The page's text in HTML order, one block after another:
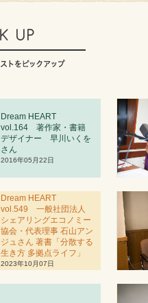
Dream HEART
vol. 1 64 著作家・書籍
デザイナー 早川いくを
さん
2016年05月22日
Dream HEART
vol.549 一般社団法人
シェアリングエコノミー
協会・代表理事 石山アン
ジュさん 著書「分散する
生き方 多拠点ライフ」
2023年10月07日